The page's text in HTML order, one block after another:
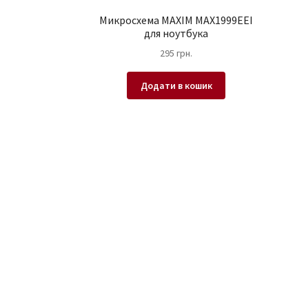
Микросхема MAXIM MAX1999EEI
для ноутбука
295грн.
Додати в кошик